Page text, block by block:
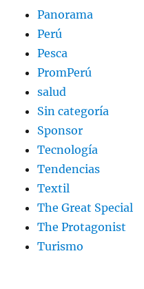
Panorama
Perú
Pesca
PromPerú
salud
Sin categoría
Sponsor
Tecnología
Tendencias
Textil
The Great Special
The Protagonist
Turismo